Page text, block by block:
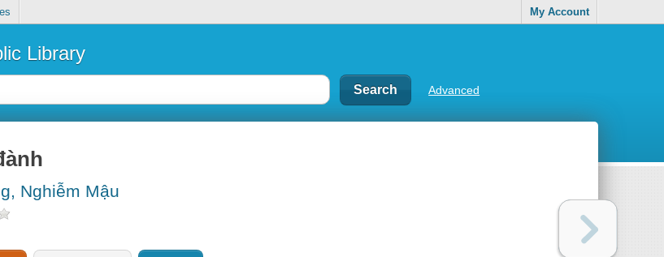
My Account
Library
Advanced
Nghiễm Mậu